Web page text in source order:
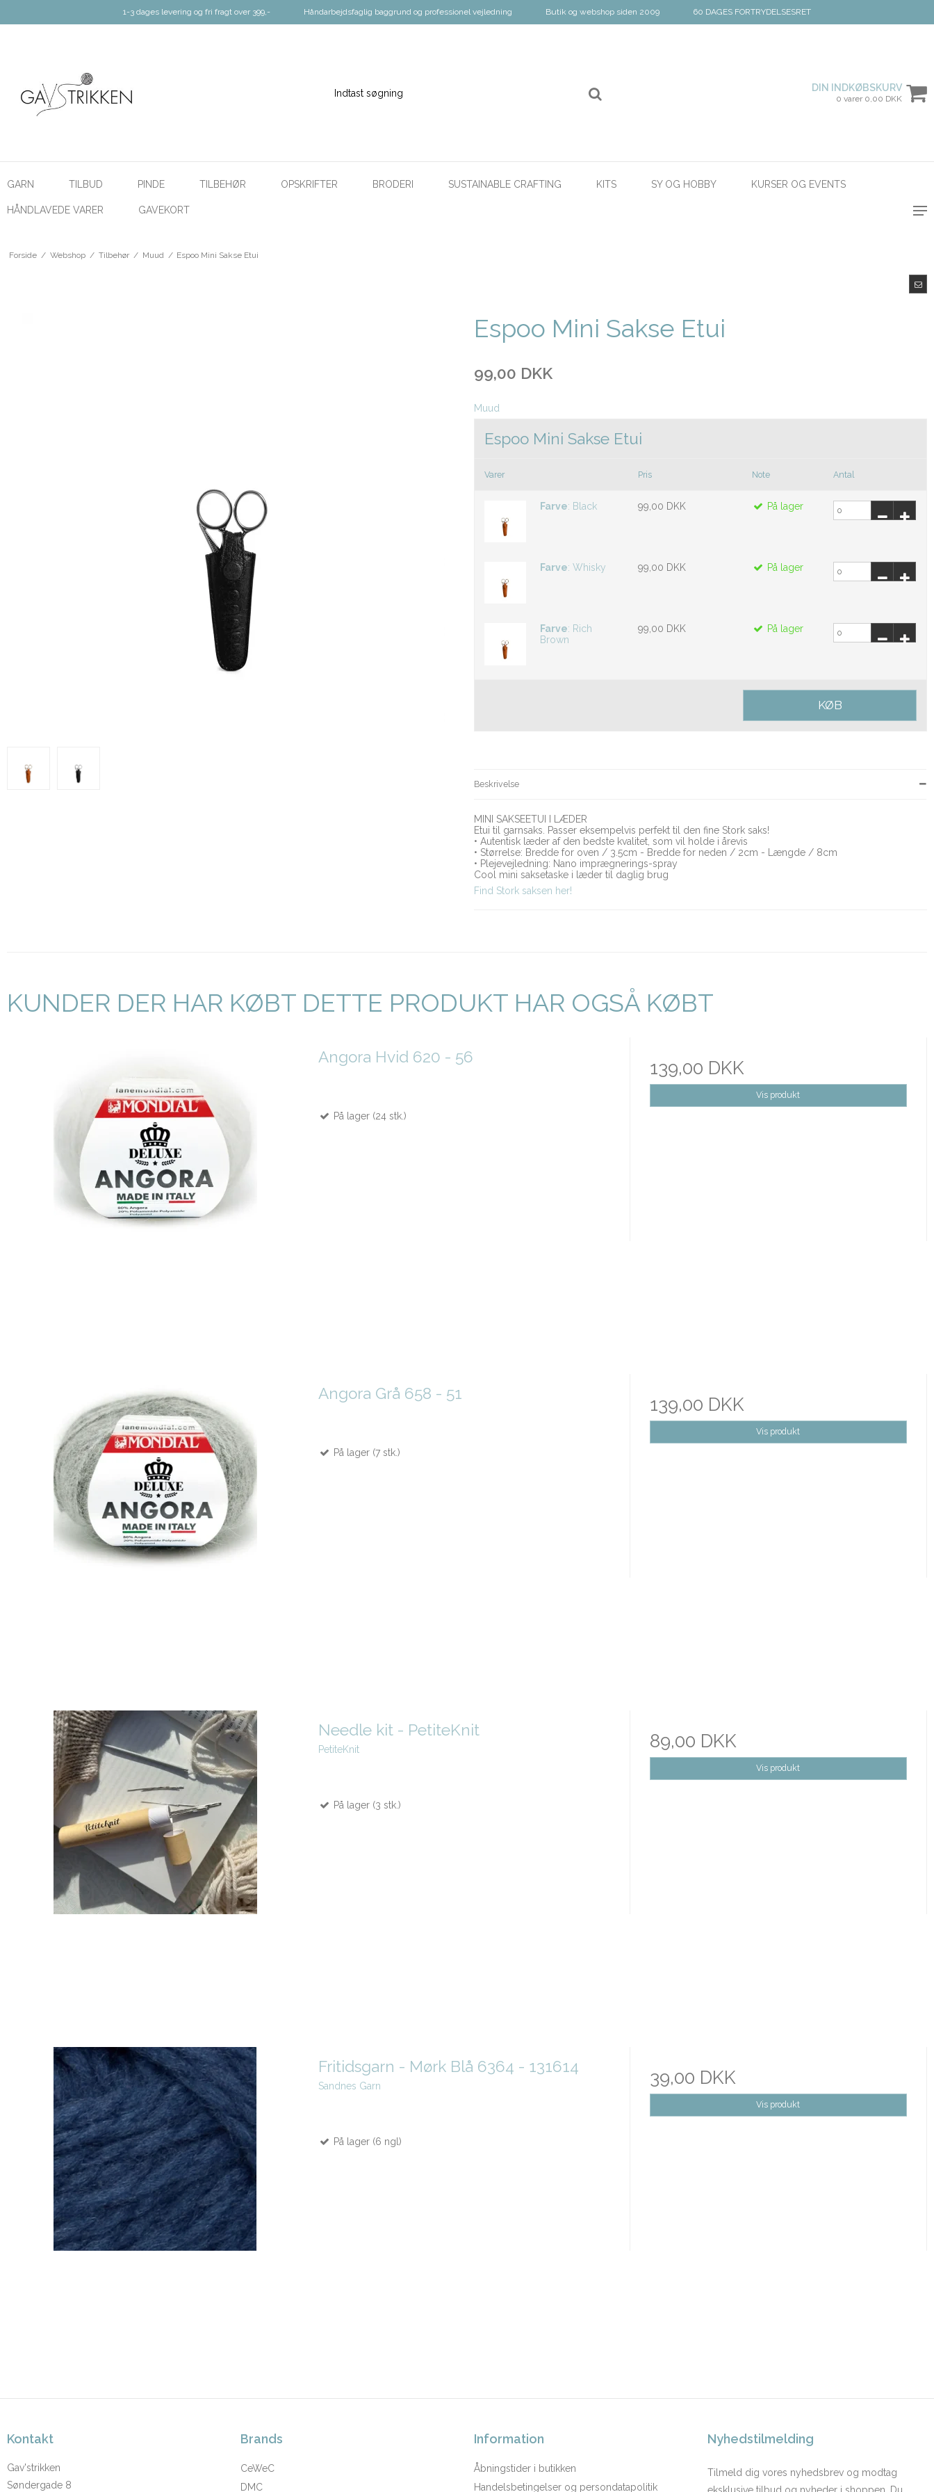
1-3 dages levering og fri fragt over 399,- Håndarbejdsfaglig baggrund og professionel vejledning Butik og webshop siden 2009 60 DAGES FORTRYDELSESRET
DIN INDKØBSKURV
0 varer 0,00 DKK
GARN TILBUD PINDE TILBEHØR OPSKRIFTER BRODERI SUSTAINABLE CRAFTING KITS SY OG HOBBY KURSER OG EVENTS
HÅNDLAVEDE VARER GAVEKORT
Forside / Webshop / Tilbehør / Muud / Espoo Mini Sakse Etui
Espoo Mini Sakse Etui
99,00 DKK
Muud
Espoo Mini Sakse Etui
Varer Pris Note Antal
Farve: Black 99,00 DKK På lager
Farve:Whisky 99,00 DKK På lager
Farve: Rich
Brown
99,00 DKK På lager
KØB
Beskrivelse
MINI SAKSEETUI I LÆDER
Etui til garnsaks. Passer eksempelvis perfekt til den fine Stork saks!
• Autentisk læder af den bedste kvalitet, som vil holde i årevis
• Størrelse: Bredde for oven / 3.5cm - Bredde for neden / 2cm - Længde / 8cm
• Plejevejledning: Nano imprægnerings-spray
Cool mini saksetaske i læder til daglig brug
Find Stork saksen her!
KUNDER DER HAR KØBT DETTE PRODUKT HAR OGSÅ KØBT
Angora Hvid 620 - 56
På lager (24 stk.)
139,00 DKK
Vis produkt
Angora Grå 658 - 51
På lager (7 stk.)
139,00 DKK
Vis produkt
Needle kit - PetiteKnit
PetiteKnit
På lager (3 stk.)
89,00 DKK
Vis produkt
Fritidsgarn - Mørk Blå 6364 - 131614
Sandnes Garn
På lager (6 ngl)
39,00 DKK
Vis produkt
Kontakt
Gav'strikken
Søndergade 8
Brands
CeWeC
DMC
Information
Åbningstider i butikken
Handelsbetingelser og persondatapolitik
Nyhedstilmelding
Tilmeld dig vores nyhedsbrev og modtag